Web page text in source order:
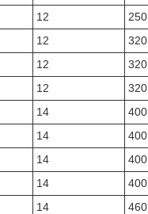
12 250
12 320
12 320
12 320
14 400
14 400
14 400
14 400
14 460